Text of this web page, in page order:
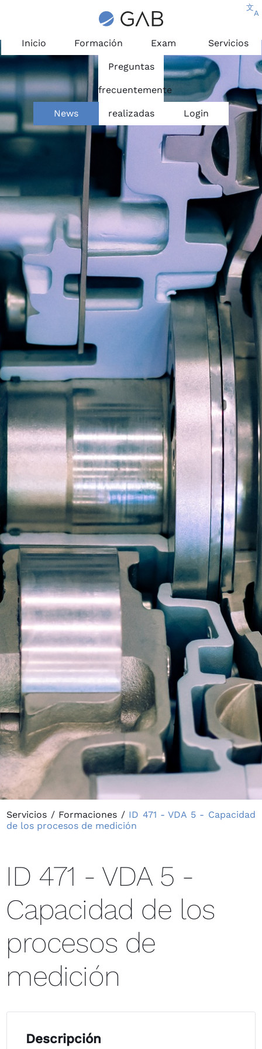
文
A
Inicio Formación Exam Servicios
News
Preguntas
frecuentemente
realizadas Login
Servicios / Formaciones / ID 471 - VDA 5 - Capacidad
de los procesos de medición
ID 471 - VDA 5 -
Capacidad de los
procesos de
medición
Descripción